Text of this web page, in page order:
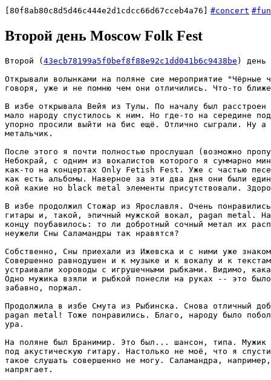
[80f8ab80c8d5d46c444e2d1cdcc66d67cceb4a76] #concert #fun
Второй день Moscow Folk Fest
Второй ( 43ecb78199a5f0bef8f88e92c1dd041b6c9438be ) день
Открывали волынками на поляне сие мероприятие "Чёрные
говоря, уже и не помню чем они отличились. Что-то
В избе открывала Вейя из Тулы. По началу был
мало народу спустилось к ним. Но где-то на середине
упорно просили выйти на бис ещё. Отлично сыграли. Ну
метальчик.
После этого я почти полностью прослушал (возможно
Небокрай, с одним из вокалистов которого я суммарно
как-то на концертах Only Fetish Fest. Уже с частью
как есть альбомы. Наверное за эти два дня они были
кой какие но black metal элементы присутствовали.
В избе продолжил Стожар из Ярославля. Очень
гитары и, такой, эпичный мужской вокал, pagan metal.
концу поубавилось: то ли добротный сочный метал их
неужели Сны Саламандры так нравятся?
Собственно, Сны приехали из Ижевска и с ними уже
Совершенно равнодушен и к музыке и к вокалу и к
устраивали хороводы с игрушечными рыбками. Видимо,
Одно мужика взяли и рыбкой понесли на руках -- это
забавно, поржал.
Продолжила в избе Смута из Рыбинска. Снова отличный
pagan metal! Тоже понравились. Благо, народу было
ура.
На поляне был Бранимир. Это был... шансон, типа. Мужик
под акустическую гитару. Настолько не моё, что я
такое слушать совершенно не могу. Саламандра,
напрягает.